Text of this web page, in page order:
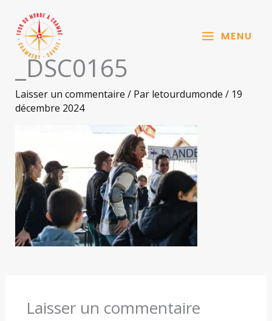
contenu
MENU
_DSC0165
Laisser un commentaire / Par letourdumonde / 19
décembre 2024
Laisser un commentaire